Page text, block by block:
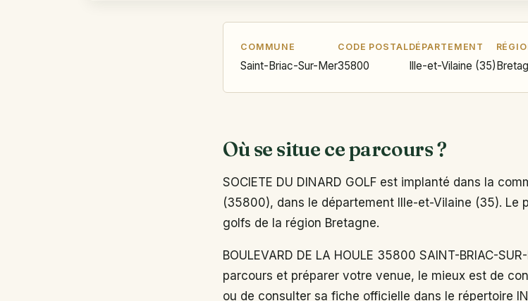
COMMUNE
Saint-Briac-Sur-Mer
CODE POSTAL
35800
DÉPARTEMENT
Ille-et-Vilaine (35)
Où se situe ce parcours ?
SOCIETE DU DINARD GOLF est implanté dans la
(35800), dans le département Ille-et-Vilaine (35). Le
golfs de la région Bretagne.
BOULEVARD DE LA HOULE 35800 SAINT-BRIAC-
parcours et préparer votre venue, le mieux est de
ou de consulter sa fiche officielle dans le répertoire